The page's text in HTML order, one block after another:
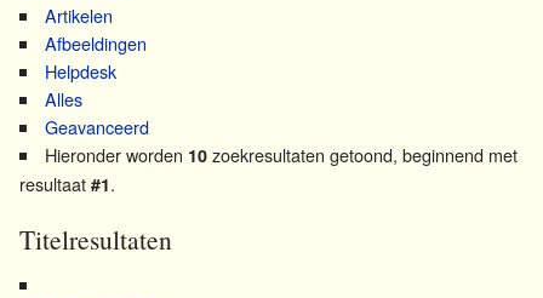
Artikelen
Afbeeldingen
Helpdesk
Alles
Geavanceerd
Hieronder worden 10 zoekresultaten getoond, beginnend met
resultaat #1.
Titelresultaten